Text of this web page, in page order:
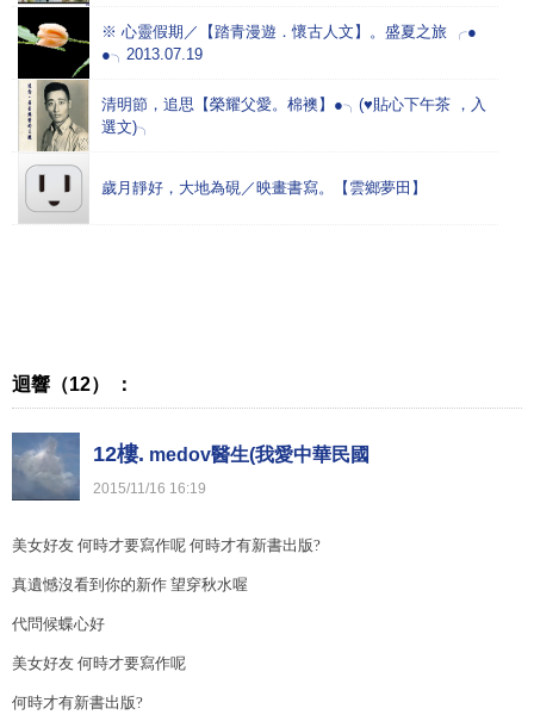
※ 心靈假期／【踏青漫遊．懷古人文】。盛夏之旅 ╭●
●╮2013.07.19
清明節，追思【榮耀父愛。棉襖】●╮(♥貼心下午茶 ，入
選文)╮
歲月靜好，大地為硯／映畫書寫。【雲鄉夢田】
迴響（12） ：
12樓. medov醫生(我愛中華民國
2015/11/16 16:19
美女好友 何時才要寫作呢 何時才有新書出版?
真遺憾沒看到你的新作 望穿秋水喔
代問候蝶心好
美女好友 何時才要寫作呢
何時才有新書出版?